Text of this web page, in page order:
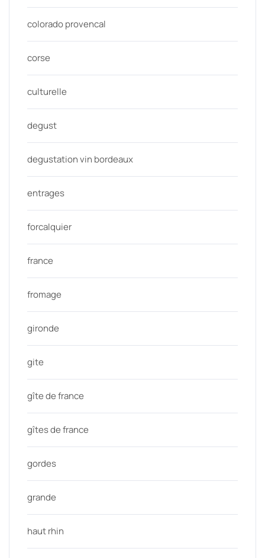
colorado provencal
corse
culturelle
degust
degustation vin bordeaux
entrages
forcalquier
france
fromage
gironde
gite
gîte de france
gîtes de france
gordes
grande
haut rhin